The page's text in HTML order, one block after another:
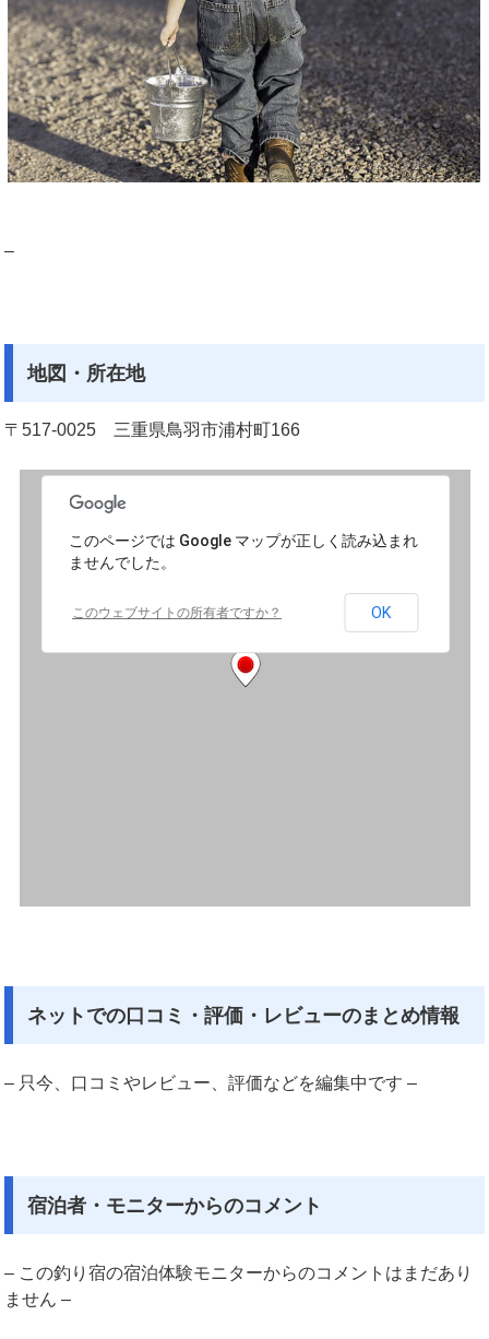
–
地図・所在地
〒517-0025 三重県鳥羽市浦村町166
ネットでの口コミ・評価・レビューのまとめ情報
– 只今、口コミやレビュー、評価などを編集中です –
宿泊者・モニターからのコメント
– この釣り宿の宿泊体験モニターからのコメントはまだあり
ません –